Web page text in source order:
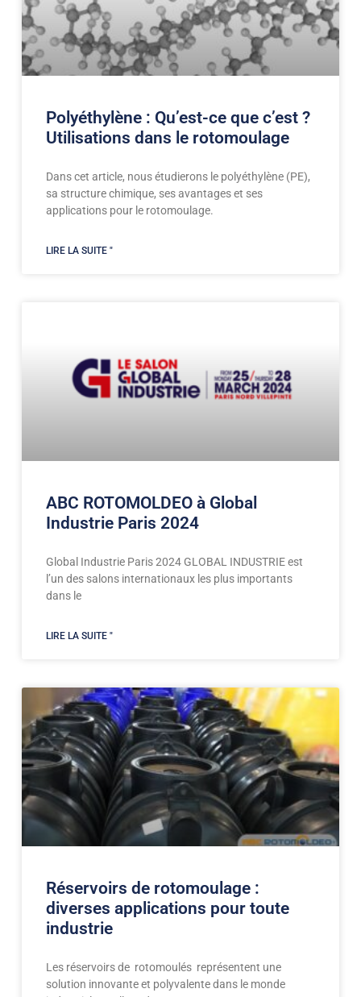
Polyéthylène : Qu’est-ce que c’est ?
Utilisations dans le rotomoulage
Dans cet article, nous étudierons le polyéthylène (PE),
sa structure chimique, ses avantages et ses
applications pour le rotomoulage.
LIRE LA SUITE "
ABC ROTOMOLDEO à Global
Industrie Paris 2024
Global Industrie Paris 2024 GLOBAL INDUSTRIE est
l’un des salons internationaux les plus importants
dans le
LIRE LA SUITE "
Réservoirs de rotomoulage :
diverses applications pour toute
industrie
Les réservoirs de rotomoulés représentent une
solution innovante et polyvalente dans le monde